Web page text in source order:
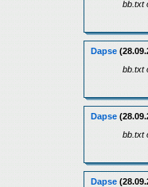
bb.txt
Dapse
bb.txt
Dapse
bb.txt
Dapse